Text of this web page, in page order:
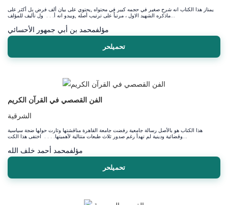
يمتاز هذا الكتاب انه شرح صغير في حجمه كبير في محتواه ,يحتوي على بيان ألف فرض بل أكثر على
مؤلفمحمد بن أبي جمهور الأحسائي
تحميلحر
الفن القصصي في القرآن الكريم
الشرقية
هذا الكتاب هو بالأصل رسالة جامعية رفضت جامعة القاهرة مناقشتها وثارت حولها ضجة سياسية
مؤلفمحمد أحمد خلف الله
تحميلحر